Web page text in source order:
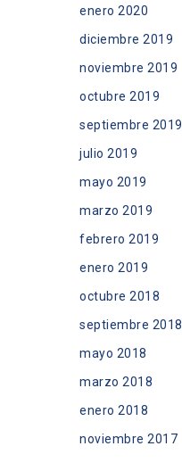
enero 2020
diciembre 2019
noviembre 2019
octubre 2019
septiembre 2019
julio 2019
mayo 2019
marzo 2019
febrero 2019
enero 2019
octubre 2018
septiembre 2018
mayo 2018
marzo 2018
enero 2018
noviembre 2017